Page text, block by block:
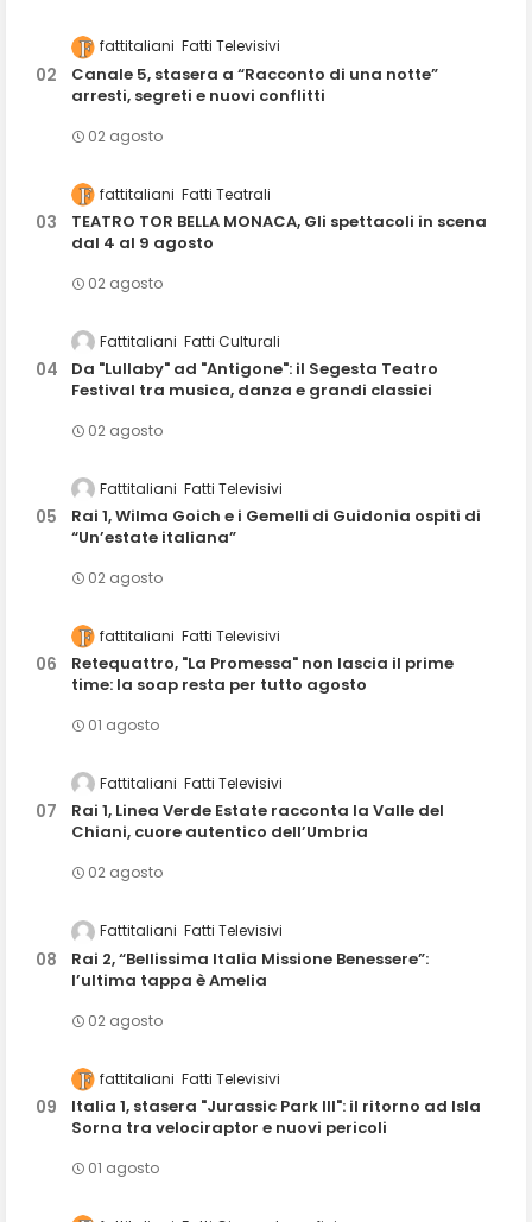
fattitaliani Fatti Televisivi
Canale 5, stasera a “Racconto di una notte”
arresti, segreti e nuovi conflitti
02 agosto
fattitaliani Fatti Teatrali
TEATRO TOR BELLA MONACA, Gli spettacoli in scena
dal 4 al 9 agosto
02 agosto
Fattitaliani Fatti Culturali
Da "Lullaby" ad "Antigone": il Segesta Teatro
Festival tra musica, danza e grandi classici
02 agosto
Fattitaliani Fatti Televisivi
Rai 1, Wilma Goich e i Gemelli di Guidonia ospiti di
“Un’estate italiana”
02 agosto
fattitaliani Fatti Televisivi
Retequattro, "La Promessa" non lascia il prime
time: la soap resta per tutto agosto
01 agosto
Fattitaliani Fatti Televisivi
Rai 1, Linea Verde Estate racconta la Valle del
Chiani, cuore autentico dell’Umbria
02 agosto
Fattitaliani Fatti Televisivi
Rai 2, “Bellissima Italia Missione Benessere”:
l’ultima tappa è Amelia
02 agosto
fattitaliani Fatti Televisivi
Italia 1, stasera "Jurassic Park III": il ritorno ad Isla
Sorna tra velociraptor e nuovi pericoli
01 agosto